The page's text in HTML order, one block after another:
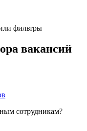
фильтры
вакансий
сотрудникам?